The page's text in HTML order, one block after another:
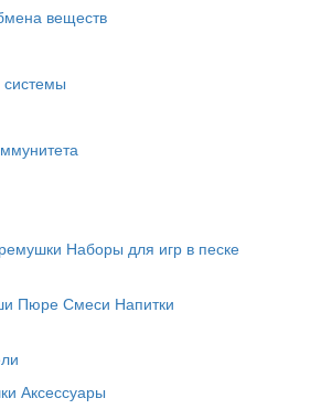
веществ
Наборы для игр в песке
Пюре Смеси Напитки
Аксессуары